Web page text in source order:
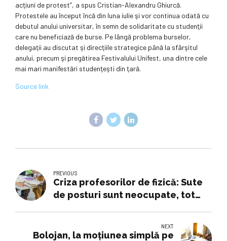
acţiuni de protest”, a spus Cristian-Alexandru Ghiurcă.
Protestele au început încă din luna iulie şi vor continua odată cu
debutul anului universitar, în semn de solidaritate cu studenţii
care nu beneficiază de burse. Pe lângă problema burselor,
delegaţii au discutat şi direcţiile strategice până la sfârşitul
anului, precum şi pregătirea Festivalului Unifest, una dintre cele
mai mari manifestări studenţeşti din ţară.
Source link
PREVIOUS
Criza profesorilor de fizică: Sute
de posturi sunt neocupate, tot
NEXT
Bolojan, la moţiunea simplă pe